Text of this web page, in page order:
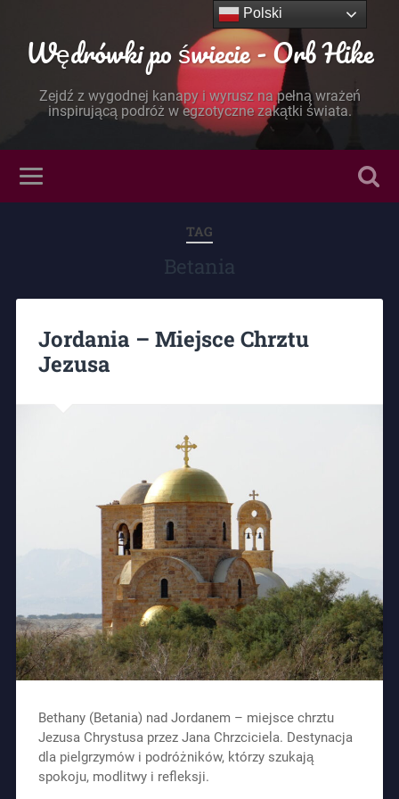
Wędrówki po świecie - Orb Hike
Zejdź z wygodnej kanapy i wyrusz na pełną wrażeń
inspirującą podróż w egzotyczne zakątki świata.
TAG
Betania
Jordania – Miejsce Chrztu
Jezusa
Bethany (Betania) nad Jordanem – miejsce chrztu
Jezusa Chrystusa przez Jana Chrzciciela. Destynacja
dla pielgrzymów i podróżników, którzy szukają
spokoju, modlitwy i refleksji.
Polski